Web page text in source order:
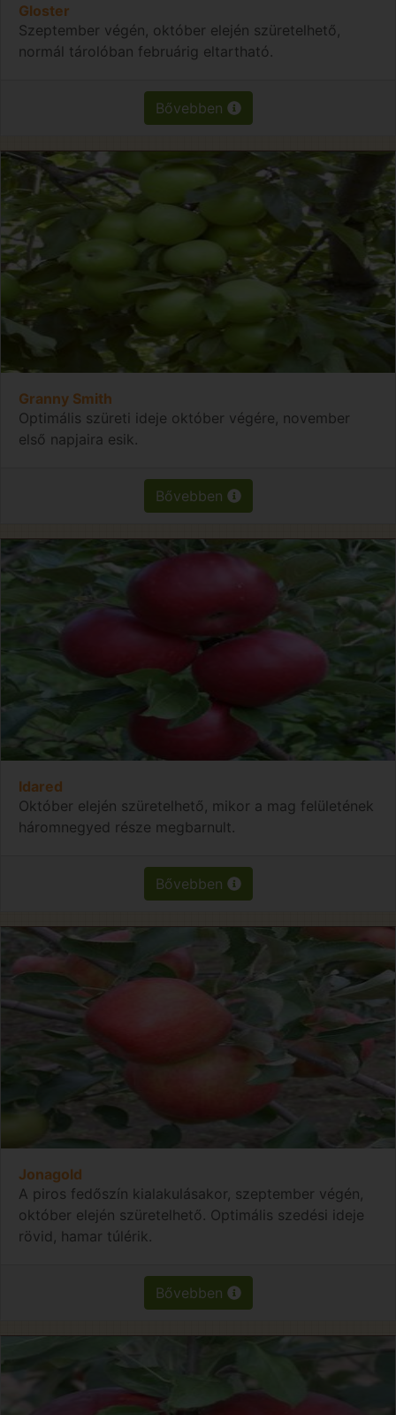
Gloster
Szeptember végén, október elején szüretelhető,
normál tárolóban februárig eltartható.
Bővebben
Granny Smith
Optimális szüreti ideje október végére, november
első napjaira esik.
Bővebben
Idared
Október elején szüretelhető, mikor a mag felületének
háromnegyed része megbarnult.
Bővebben
Jonagold
A piros fedőszín kialakulásakor, szeptember végén,
október elején szüretelhető. Optimális szedési ideje
rövid, hamar túlérik.
Bővebben